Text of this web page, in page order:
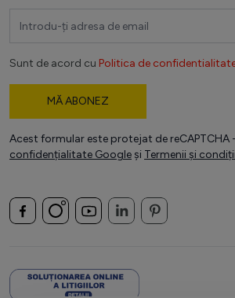
Sunt de acord cu Politica de
MĂ ABONEZ
Acest formular este protejat de reCAPTCHA -
confidențialitate Google și Termenii și